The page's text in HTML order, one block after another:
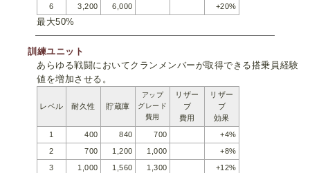
6
3,200 6,000 +20%
最大50%
訓練ユニット
あらゆる戦闘においてクランメンバーが取得できる搭乗員経験
値を増加させる。
レベル 耐久性 貯蔵庫
アップ
グレード
費用
リザー
ブ
費用
リザー
ブ
効果
1
400 840 700
+4%
2
700 1,200 1,000
+8%
3
1,000 1,560 1,300 +12%